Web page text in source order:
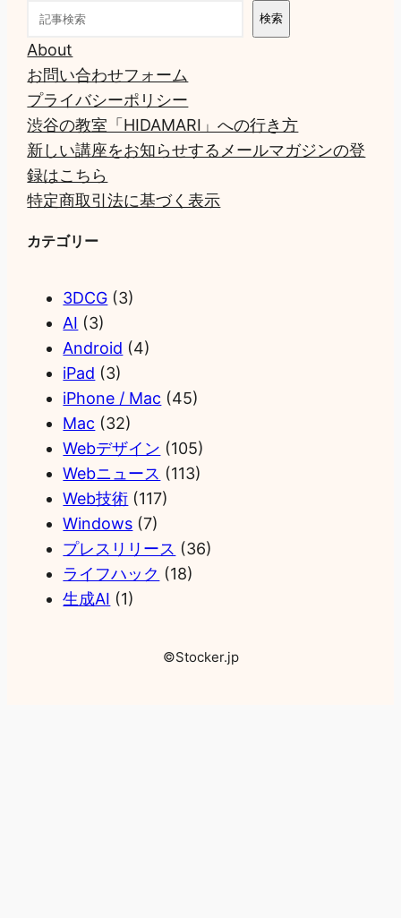
検
検索
About
お問い合わせフォーム
プライバシーポリシー
渋谷の教室「HIDAMARI」への行き方
新しい講座をお知らせするメールマガジンの登
録はこちら
特定商取引法に基づく表示
カテゴリー
3DCG (3)
AI (3)
Android (4)
iPad (3)
iPhone / Mac (45)
Mac (32)
Webデザイン (105)
Webニュース (113)
Web技術 (117)
Windows (7)
プレスリリース (36)
ライフハック (18)
生成AI (1)
©Stocker.jp